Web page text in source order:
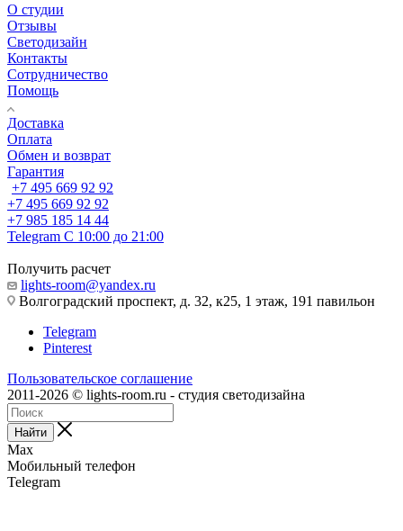
О студии
Отзывы
Светодизайн
Контакты
Сотрудничество
Помощь
Доставка
Оплата
Обмен и возврат
Гарантия
+7 495 669 92 92
+7 495 669 92 92
+7 985 185 14 44
Telegram С 10:00 до 21:00
Получить расчет
lights-room@yandex.ru
Волгоградский проспект, д. 32, к25, 1 этаж, 191 павильон
Telegram
Pinterest
Пользовательское соглашение
2011-2026 © lights-room.ru - студия светодизайна
Найти
Max
Мобильный телефон
Telegram